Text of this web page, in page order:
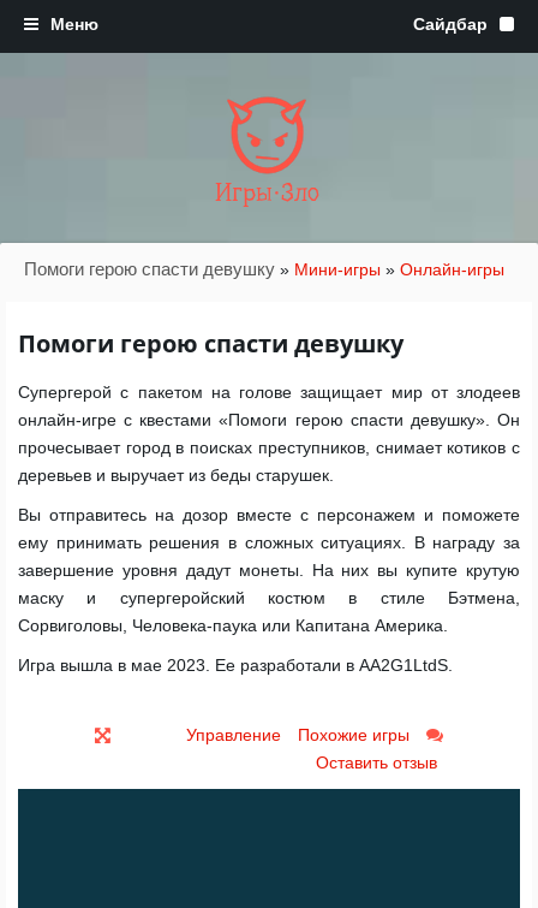
Игры·Зло
Помоги герою спасти девушку » Мини-игры » Онлайн-игры
Помоги герою спасти девушку
Супергерой с пакетом на голове защищает мир от злодеев
онлайн-игре с квестами «Помоги герою спасти девушку». Он
прочесывает город в поисках преступников, снимает котиков с
деревьев и выручает из беды старушек.
Вы отправитесь на дозор вместе с персонажем и поможете
ему принимать решения в сложных ситуациях. В награду за
завершение уровня дадут монеты. На них вы купите крутую
маску и супергеройский костюм в стиле Бэтмена,
Сорвиголовы, Человека-паука или Капитана Америка.
Игра вышла в мае 2023. Ее разработали в AA2G1LtdS.
Управление
Похожие игры
Оставить отзыв